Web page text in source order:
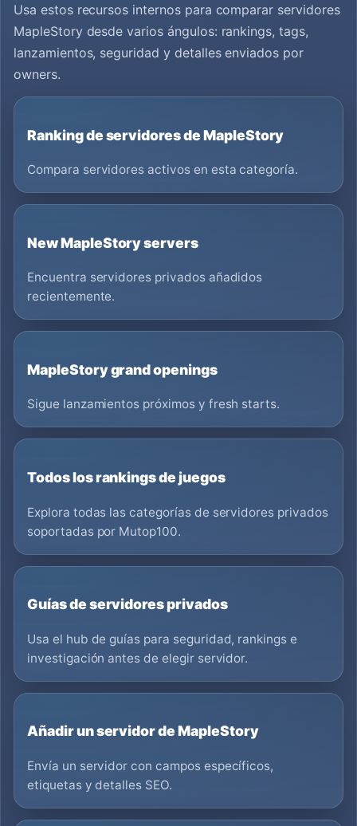
Usa estos recursos internos para comparar servidores
MapleStory desde varios ángulos: rankings, tags,
lanzamientos, seguridad y detalles enviados por
owners.
Ranking de servidores de MapleStory
Compara servidores activos en esta categoría.
New MapleStory servers
Encuentra servidores privados añadidos
recientemente.
MapleStory grand openings
Sigue lanzamientos próximos y fresh starts.
Todos los rankings de juegos
Explora todas las categorías de servidores privados
soportadas por Mutop100.
Guías de servidores privados
Usa el hub de guías para seguridad, rankings e
investigación antes de elegir servidor.
Añadir un servidor de MapleStory
Envía un servidor con campos específicos,
etiquetas y detalles SEO.